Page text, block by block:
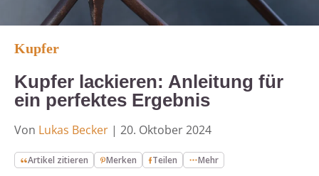
Kupfer
Kupfer lackieren: Anleitung für
ein perfektes Ergebnis
Von Lukas Becker | 20. Oktober 2024
Artikel zitieren Merken Teilen Mehr